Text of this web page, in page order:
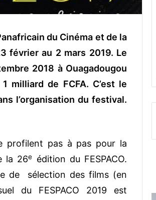
du Cinéma et de la
février au 2 mars 2019. Le
2018 à Ouagadougou
milliard de FCFA. C’est le
l’organisation du festival.
profilent pas à pas pour la
la 26e
édition du FESPACO.
de sélection des films (en
du FESPACO 2019 est